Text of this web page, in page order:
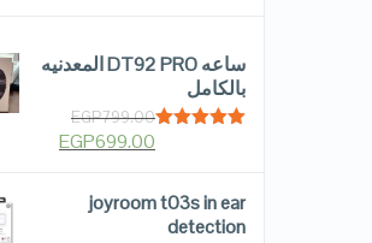
ساعه DT92 PRO المعدنيه
بالكامل
EGP799.00
EGP699.00
joyroom t03s in ear
detection